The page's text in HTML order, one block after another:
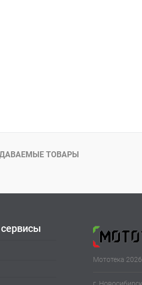
ТОВАРЫ
Мототека